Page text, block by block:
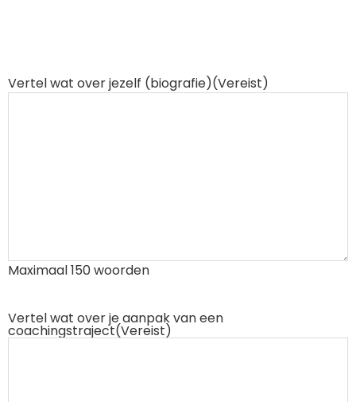
Vertel wat over jezelf (biografie)(Vereist)
Maximaal 150 woorden
Vertel wat over je aanpak van een
coachingstraject(Vereist)